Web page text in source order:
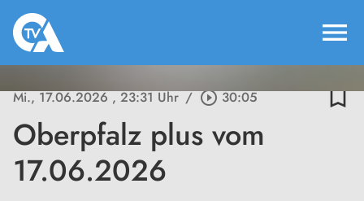
menu
Mi., 17.06.2026, 23:31 Uhr / play_circle_outline30:05 bookmark_border
Oberpfalz plus vom
17.06.2026